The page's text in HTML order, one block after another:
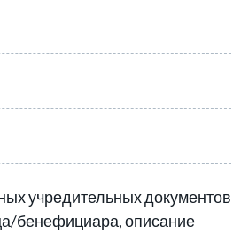
учредительных документов
бенефициара, описание